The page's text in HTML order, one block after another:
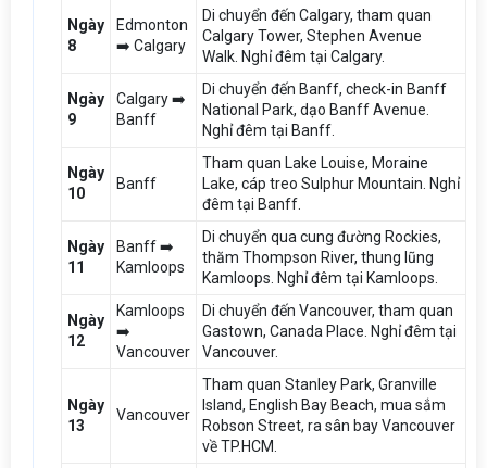
Ngày
8
Edmonton
➡️ Calgary
Di chuyển đến Calgary, tham quan
Calgary Tower, Stephen Avenue
Walk. Nghỉ đêm tại Calgary.
Ngày
9
Calgary ➡️
Banff
Di chuyển đến Banff, check-in Banff
National Park, dạo Banff Avenue.
Nghỉ đêm tại Banff.
Ngày
10
Banff
Tham quan Lake Louise, Moraine
Lake, cáp treo Sulphur Mountain. Nghỉ
đêm tại Banff.
Ngày
11
Banff ➡️
Kamloops
Di chuyển qua cung đường Rockies,
thăm Thompson River, thung lũng
Kamloops. Nghỉ đêm tại Kamloops.
Ngày
12
Kamloops
➡️
Vancouver
Di chuyển đến Vancouver, tham quan
Gastown, Canada Place. Nghỉ đêm tại
Vancouver.
Ngày
13
Vancouver
Tham quan Stanley Park, Granville
Island, English Bay Beach, mua sắm
Robson Street, ra sân bay Vancouver
về TP.HCM.